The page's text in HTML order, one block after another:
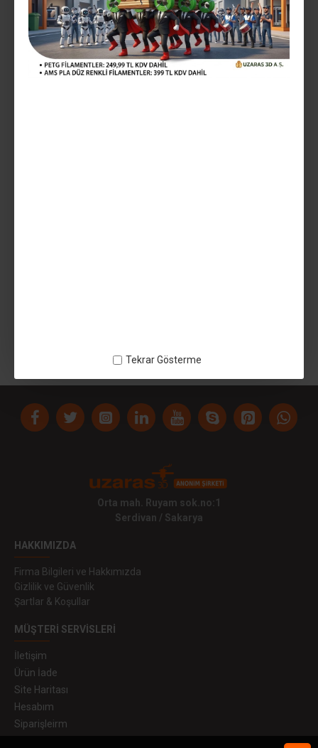
Tekrar Gösterme
STOK: Stokta Var
MODEL: 140818UZ1414
Uzaras 1.75 MM Purple Star Gleam™ Pla Filament 1000gr Lüx
Orta mah. Ruyam sok.no:1
Serdivan / Sakarya
HAKKIMIZDA
Firma Bilgileri ve Hakkımızda
Gizlilik ve Güvenlik
Şartlar & Koşullar
MÜŞTERI SERVISLERI
İletişim
Ürün İade
Site Haritası
Hesabım
Siparişleirm